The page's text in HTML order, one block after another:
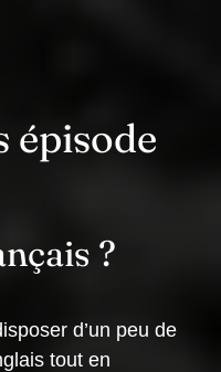
épisode
?
d’un peu de
tout en